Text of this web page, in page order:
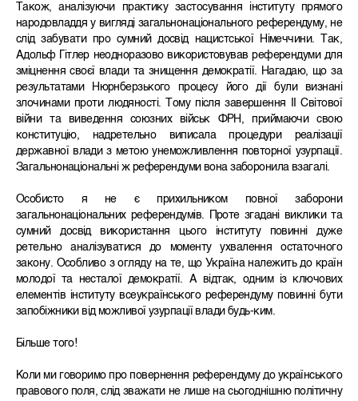
Також, аналізуючи практику застосування інституту прямого
народовладдя у вигляді загальнонаціонального референдуму, не
слід забувати про сумний досвід нацистської Німеччини. Так,
Адольф Гітлер неодноразово використовував референдуми для
зміцнення своєї влади та знищення демократії. Нагадаю, що за
результатами Нюрнберзького процесу його дії були визнані
злочинами проти людяності. Тому після завершення ІІ Світової
війни та виведення союзних військ ФРН, приймаючи свою
конституцію, надретельно виписала процедури реалізації
державної влади з метою унеможливлення повторної узурпації.
Загальнонаціональні ж референдуми вона заборонила взагалі.
Особисто я не є прихильником повної заборони
загальнонаціональних референдумів. Проте згадані виклики та
сумний досвід використання цього інституту повинні дуже
ретельно аналізуватися до моменту ухвалення остаточного
закону. Особливо з огляду на те, що Україна належить до країн
молодої та несталої демократії. А відтак, одним із ключових
елементів інституту всеукраїнського референдуму повинні бути
запобіжники від можливої узурпації влади будь-ким.
Більше того!
Коли ми говоримо про повернення референдуму до українського
правового поля, слід зважати не лише на сьогоднішню політичну